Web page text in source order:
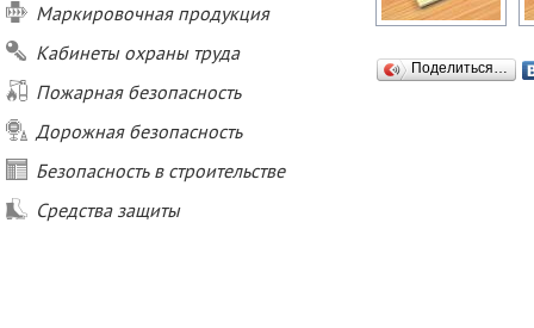
Маркировочная продукция
Кабинеты охраны труда
Пожарная безопасность
Дорожная безопасность
Безопасность в строительстве
Средства защиты
Поделиться…